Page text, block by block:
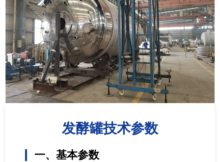
发酵罐技术参数
一、基本参数